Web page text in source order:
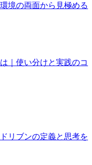
境の両面から見極める
｜使い分けと実践のコ
リブンの定義と思考を